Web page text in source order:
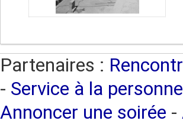
Partenaires :
- Service à la personne
Annoncer une soirée -